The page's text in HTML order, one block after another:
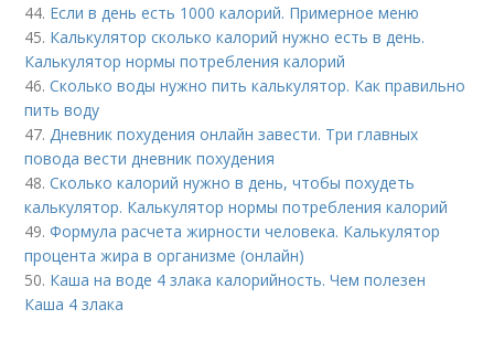
44. Если в день есть 1000 калорий. Примерное меню
45. Калькулятор сколько калорий нужно есть в день.
Калькулятор нормы потребления калорий
46.Сколько воды нужно пить калькулятор. Как правильно
пить воду
47. Дневник похудения онлайн завести. Три главных
повода вести дневник похудения
48.Сколько калорий нужно в день, чтобы похудеть
калькулятор. Калькулятор нормы потребления калорий
49.Формула расчета жирности человека. Калькулятор
процента жира в организме (онлайн)
50. Каша на воде 4 злака калорийность. Чем полезен
Каша 4 злака